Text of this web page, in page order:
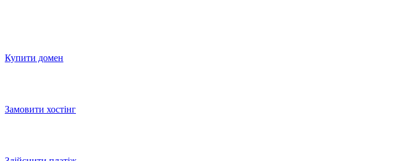
Купити домен
Замовити хостінг